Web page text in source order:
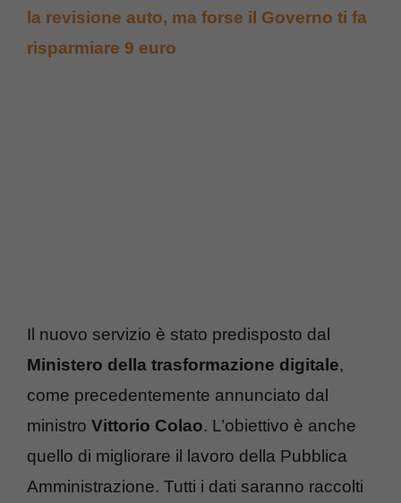
la revisione auto, ma forse il Governo ti fa
risparmiare 9 euro
Il nuovo servizio è stato predisposto dal
Ministero della trasformazione digitale,
come precedentemente annunciato dal
ministro Vittorio Colao. L’obiettivo è anche
quello di migliorare il lavoro della Pubblica
Amministrazione. Tutti i dati saranno raccolti